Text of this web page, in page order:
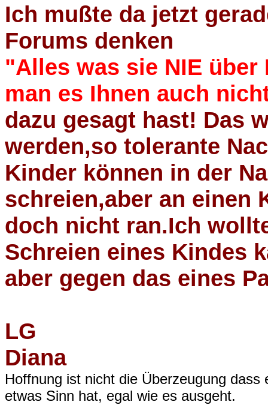
Ich mußte da jetzt
Forums denken
"Alles was sie NIE
man es Ihnen auch
dazu gesagt hast! Das
werden,so tolerante
Kinder können in der
schreien,aber an einen
doch nicht ran.Ich
Schreien eines Kindes
aber gegen das eines
LG
Diana
Hoffnung ist nicht die Überzeugung
etwas Sinn hat, egal wie es ausgeht.